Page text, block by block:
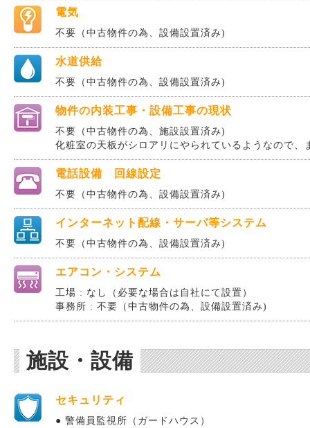
電気
不要（中古物件の為、設備設置済み)
水道供給
不要（中古物件の為、設備設置済み)
物件の内装工事・設備工事の現状
不要（中古物件の為、施設設置済み)
化粧室の天板がシロアリにやられているようなので
電話設備 回線設定
不要（中古物件の為、設備設置済み)
インターネット配線・サーバ等システム
不要（中古物件の為、設備設置済み)
エアコン・システム
工場 : なし（必要な場合は自社にて設置）
事務所 : 不要（中古物件の為、設備設置済み)
施設・設備
セキュリティ
● 警備員監視所（ガードハウス）